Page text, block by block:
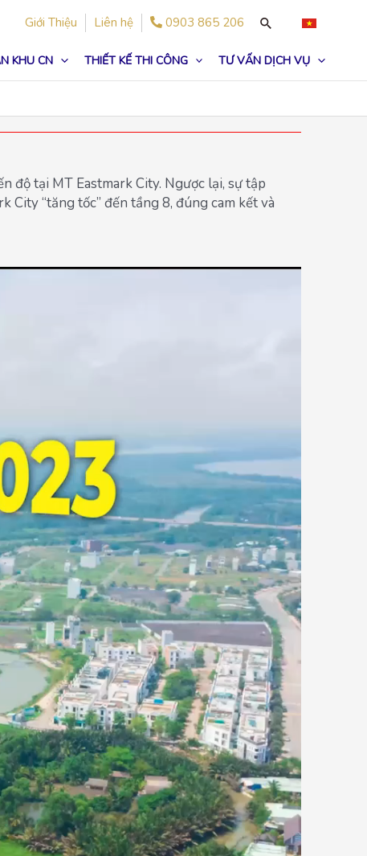
Giới Thiệu Liên hệ 0903 865 206
KHU CN THIẾT KẾ THI CÔNG TƯ VẤN DỊCH VỤ
độ tại MT Eastmark City. Ngược lại, sự tập
City “tăng tốc” đến tầng 8, đúng cam kết và